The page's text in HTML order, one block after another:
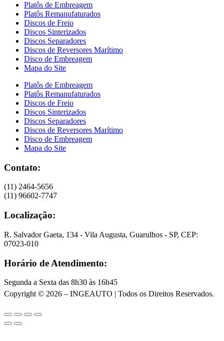
Platôs de Embreagem
Platôs Remanufaturados
Discos de Freio
Discos Sinterizados
Discos Separadores
Discos de Reversores Marítimo
Disco de Embreagem
Mapa do Site
Platôs de Embreagem
Platôs Remanufaturados
Discos de Freio
Discos Sinterizados
Discos Separadores
Discos de Reversores Marítimo
Disco de Embreagem
Mapa do Site
Contato:
(11) 2464-5656
(11) 96602-7747
Localização:
R. Salvador Gaeta, 134 - Vila Augusta, Guarulhos - SP, CEP:
07023-010
Horário de Atendimento:
Segunda a Sexta das 8h30 às 16h45
Copyright © 2026 – INGEAUTO | Todos os Direitos Reservados.